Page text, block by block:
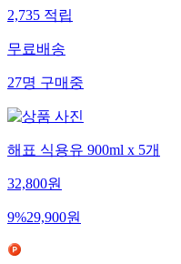
2,735적립
무료배송
27명구매중
해표 식용유 900ml x 5개
32,800원
9%29,900원